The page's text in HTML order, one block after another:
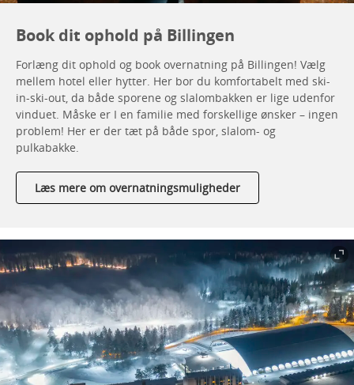
Book dit ophold på Billingen
Forlæng dit ophold og book overnatning på Billingen! Vælg
mellem hotel eller hytter. Her bor du komfortabelt med ski-
in-ski-out, da både sporene og slalombakken er lige udenfor
vinduet. Måske er I en familie med forskellige ønsker – ingen
problem! Her er der tæt på både spor, slalom- og
pulkabakke.
Læs mere om overnatningsmuligheder